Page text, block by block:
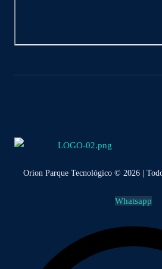
Orion Parque Tecnológico © 2026 |
Whatsapp